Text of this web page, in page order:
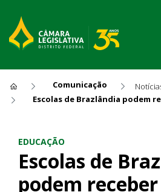
Comunicação
EDUCAÇÃO
Escolas de
podem